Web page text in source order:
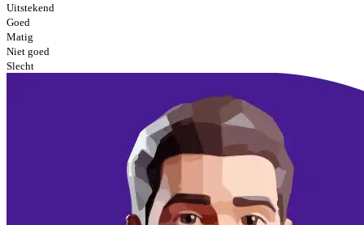
Uitstekend
Goed
Matig
Niet goed
Slecht